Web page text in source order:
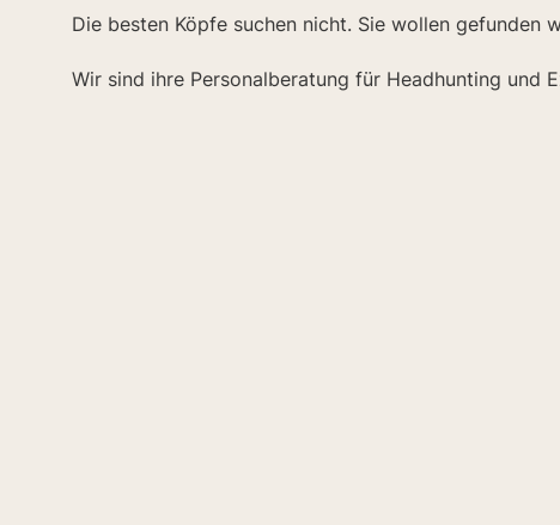
Die besten Köpfe suchen nicht. Sie wollen gefunden
Wir sind ihre Personalberatung für Headhunting und